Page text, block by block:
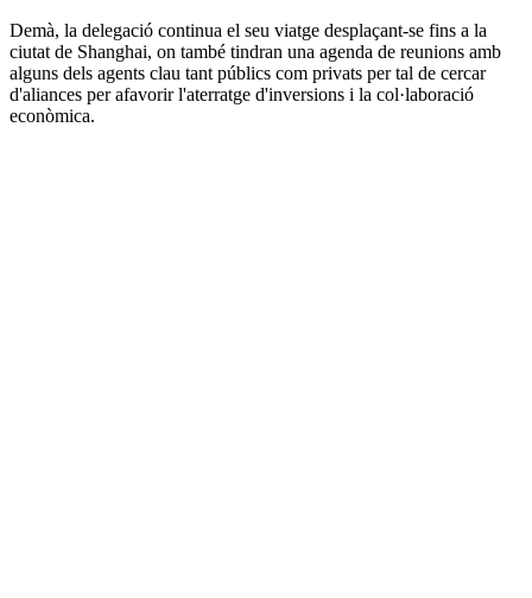
Demà, la delegació continua el seu viatge desplaçant-se fins a la
ciutat de Shanghai, on també tindran una agenda de reunions amb
alguns dels agents clau tant públics com privats per tal de cercar
d'aliances per afavorir l'aterratge d'inversions i la col·laboració
econòmica.